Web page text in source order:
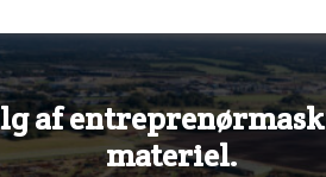
af
materiel.